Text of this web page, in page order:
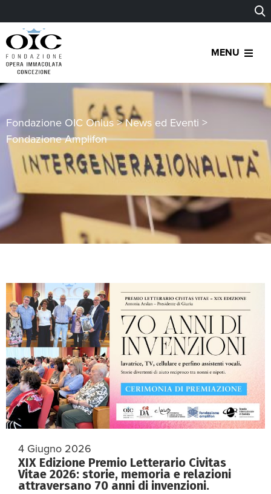
MENU
Fondazione OIC Onlus >News ed Eventi >
Fondazione Amplifon
4 Giugno 2026
XIX Edizione Premio Letterario Civitas
Vitae 2026: storie, memoria e relazioni
attraversano 70 anni di invenzioni.